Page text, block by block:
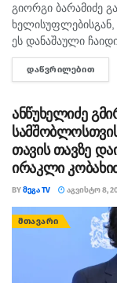
გიორგი ბარამიძე
ეს დანაშაული
ძალიან მარტივად
ემსახურებოდა
ᲓᲐᲬᲕᲠᲘᲚᲔᲑᲘᲗ
ანწუხელიძე
თავის თავზე
ირაკლი
BYᲛᲔᲒᲐ TV ᲐᲒᲕᲘᲡᲢᲝ 8,
ᲛᲗᲐᲕᲐᲠᲘ